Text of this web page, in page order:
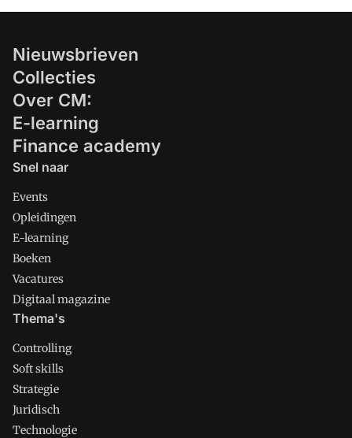
Nieuwsbrieven
Collecties
Over CM:
E-learning
Finance academy
Snel naar
Events
Opleidingen
E-learning
Boeken
Vacatures
Digitaal magazine
Thema's
Controlling
Soft skills
Strategie
Juridisch
Technologie